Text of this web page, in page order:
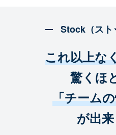
Stock（スト
これ以上な
驚くほ
「チーム
が出来